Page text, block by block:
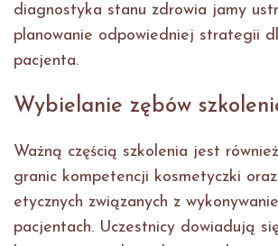
diagnostyka stanu zdrowia jamy
planowanie odpowiedniej strategii
pacjenta.
Wybielanie zębów
Ważną częścią szkolenia jest
granic kompetencji kosmetyczki
etycznych związanych z
pacjentach. Uczestnicy dowiadują